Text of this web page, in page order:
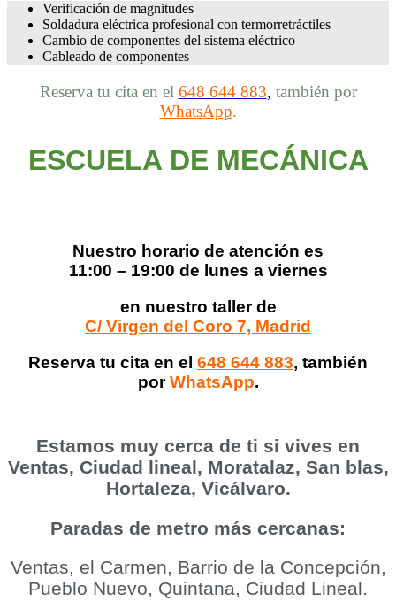
Verificación de magnitudes
Soldadura eléctrica profesional con termorretráctiles
Cambio de componentes del sistema eléctrico
Cableado de componentes
Reserva tu cita en el 648 644 883, también por
WhatsApp.
ESCUELA DE MECÁNICA
Nuestro horario de atención es
11:00 – 19:00 de lunes a viernes
en nuestro taller de
C/ Virgen del Coro 7, Madrid
Reserva tu cita en el 648 644 883, también
porWhatsApp.
Estamos muy cerca de ti si vives en
Ventas, Ciudad lineal, Moratalaz, San blas,
Hortaleza, Vicálvaro.
Paradas de metro más cercanas:
Ventas, el Carmen, Barrio de la Concepción,
Pueblo Nuevo, Quintana, Ciudad Lineal.